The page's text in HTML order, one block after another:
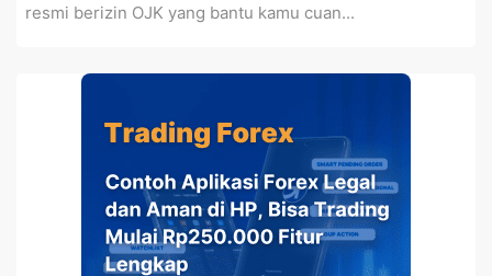
resmi berizin OJK yang bantu kamu cuan...